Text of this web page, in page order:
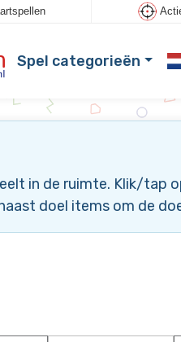
Spel categorieën
in de ruimte. Klik/tap
doel items om de